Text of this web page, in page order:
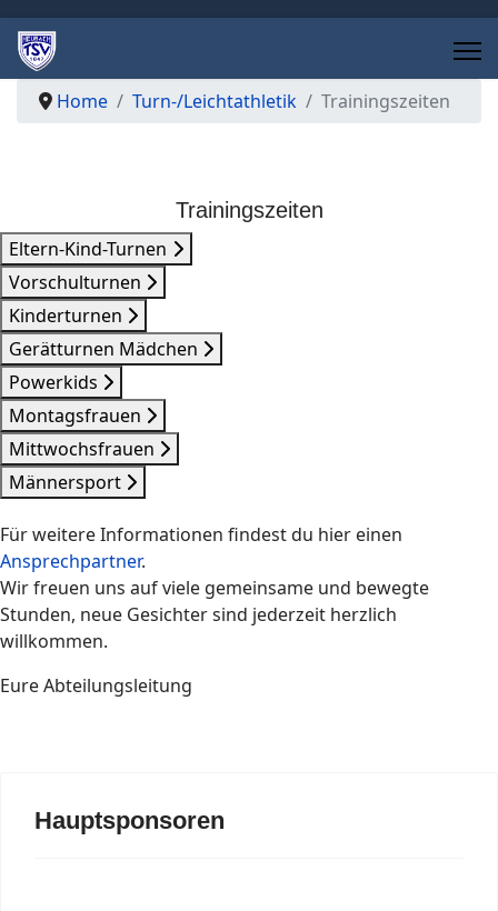
Home Turn-/Leichtathletik Trainingszeiten
Trainingszeiten
Eltern-Kind-Turnen
Vorschulturnen
Kinderturnen
Gerätturnen Mädchen
Powerkids
Montagsfrauen
Mittwochsfrauen
Männersport
Für weitere Informationen findest du hier einen
Ansprechpartner.
Wir freuen uns auf viele gemeinsame und bewegte
Stunden, neue Gesichter sind jederzeit herzlich
willkommen.
Eure Abteilungsleitung
Hauptsponsoren